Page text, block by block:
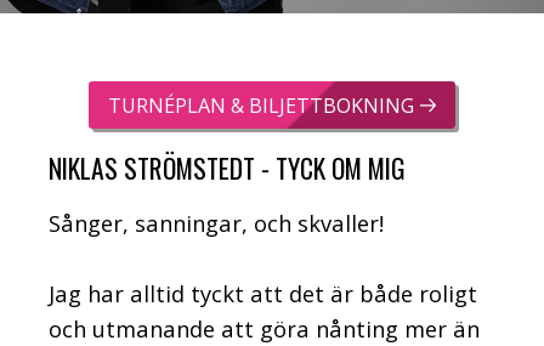
TURNÉPLAN & BILJETTBOKNING
NIKLAS STRÖMSTEDT - TYCK OM MIG
Sånger, sanningar, och skvaller!
Jag har alltid tyckt att det är både roligt
och utmanande att göra nånting mer än